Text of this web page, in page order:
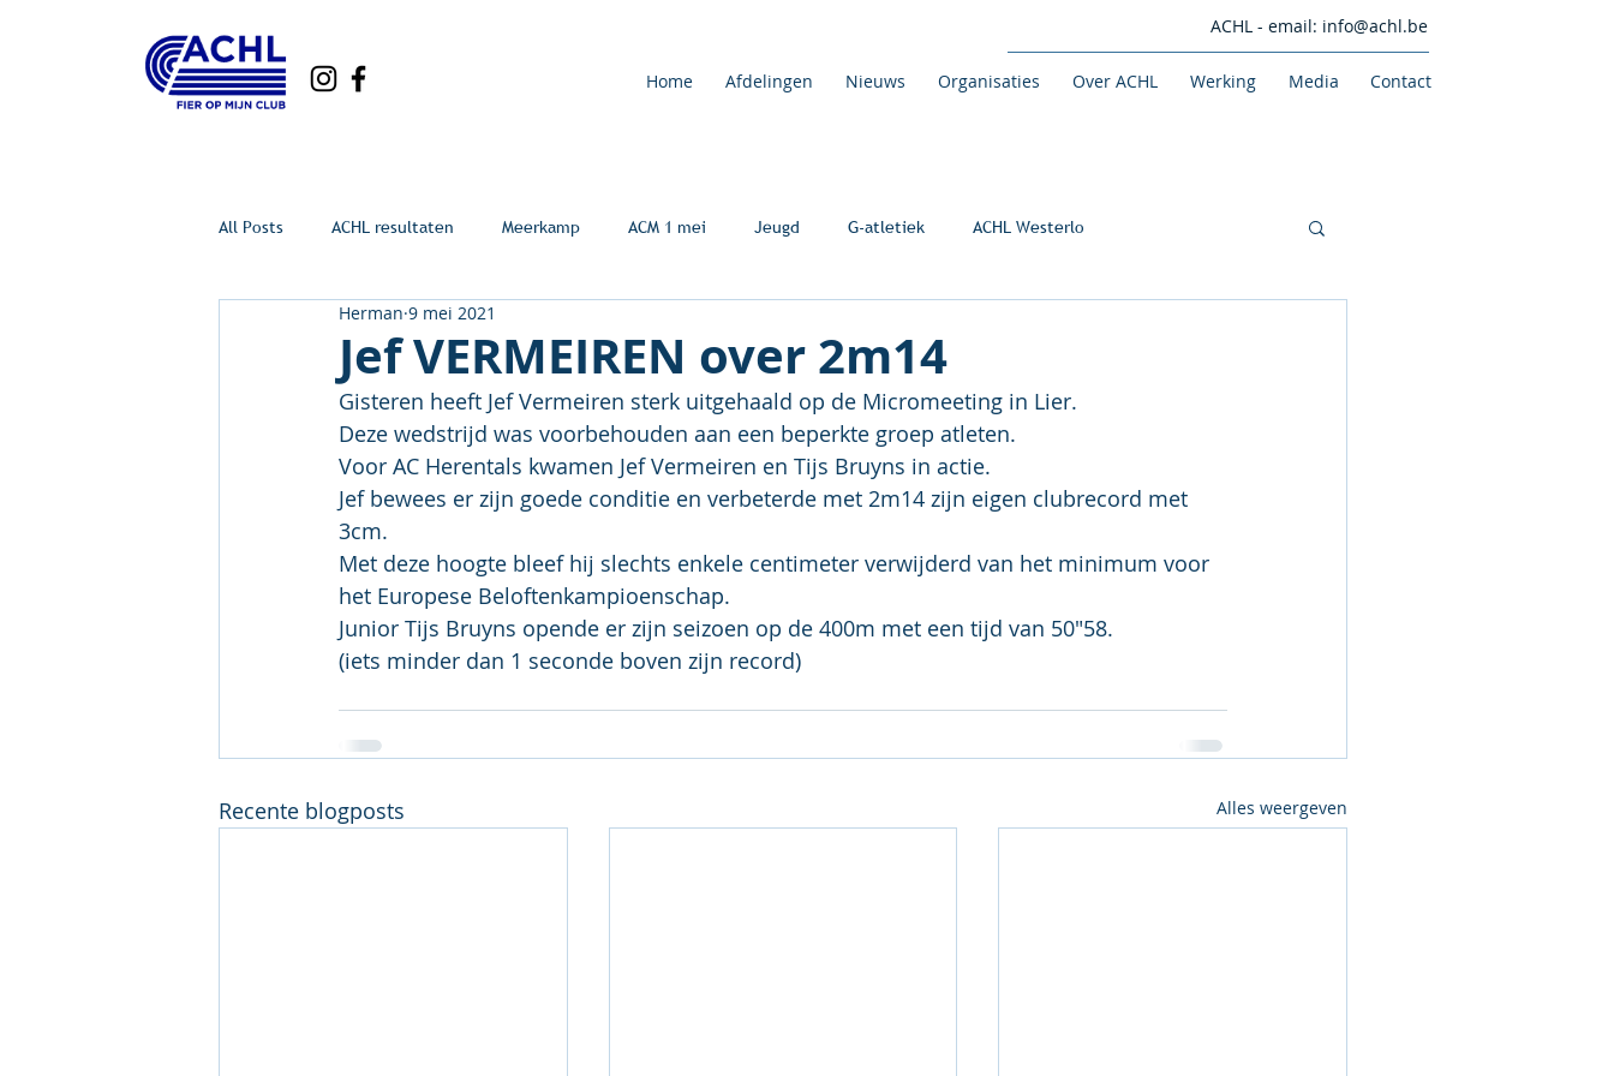
ACHL - email: info@achl.be
Home Afdelingen Nieuws Organisaties Over ACHL Werking Media Contact
All Posts ACHL resultaten Meerkamp ACM 1 mei Jeugd G-atletiek ACHL Westerlo
Jef VERMEIREN over 2m14
Herman 9 mei 2021
Gisteren heeft Jef Vermeiren sterk uitgehaald op de Micromeeting in Lier.
Deze wedstrijd was voorbehouden aan een beperkte groep atleten.
Voor AC Herentals kwamen Jef Vermeiren en Tijs Bruyns in actie.
Jef bewees er zijn goede conditie en verbeterde met 2m14 zijn eigen clubrecord met
3cm.
Met deze hoogte bleef hij slechts enkele centimeter verwijderd van het minimum voor
het Europese Beloftenkampioenschap.
Junior Tijs Bruyns opende er zijn seizoen op de 400m met een tijd van 50"58.
(iets minder dan 1 seconde boven zijn record)
Recente blogposts Alles weergeven